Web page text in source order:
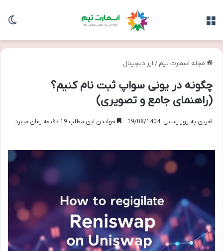
مجله اسمارت تیم / ارز دیجیتال
چگونه در یونی سواپ ثبت نام کنیم؟
(راهنمای جامع و تصویری)
آخرین به روز رسانی: 19/08/1404 خواندن این مطلب 19 دقیقه زمان میبرد